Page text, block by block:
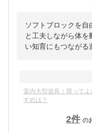
ソフトブロックを自
と工夫しながら体
い知育にもつながる
室内大型遊具｜買って
すめは？
2件 の